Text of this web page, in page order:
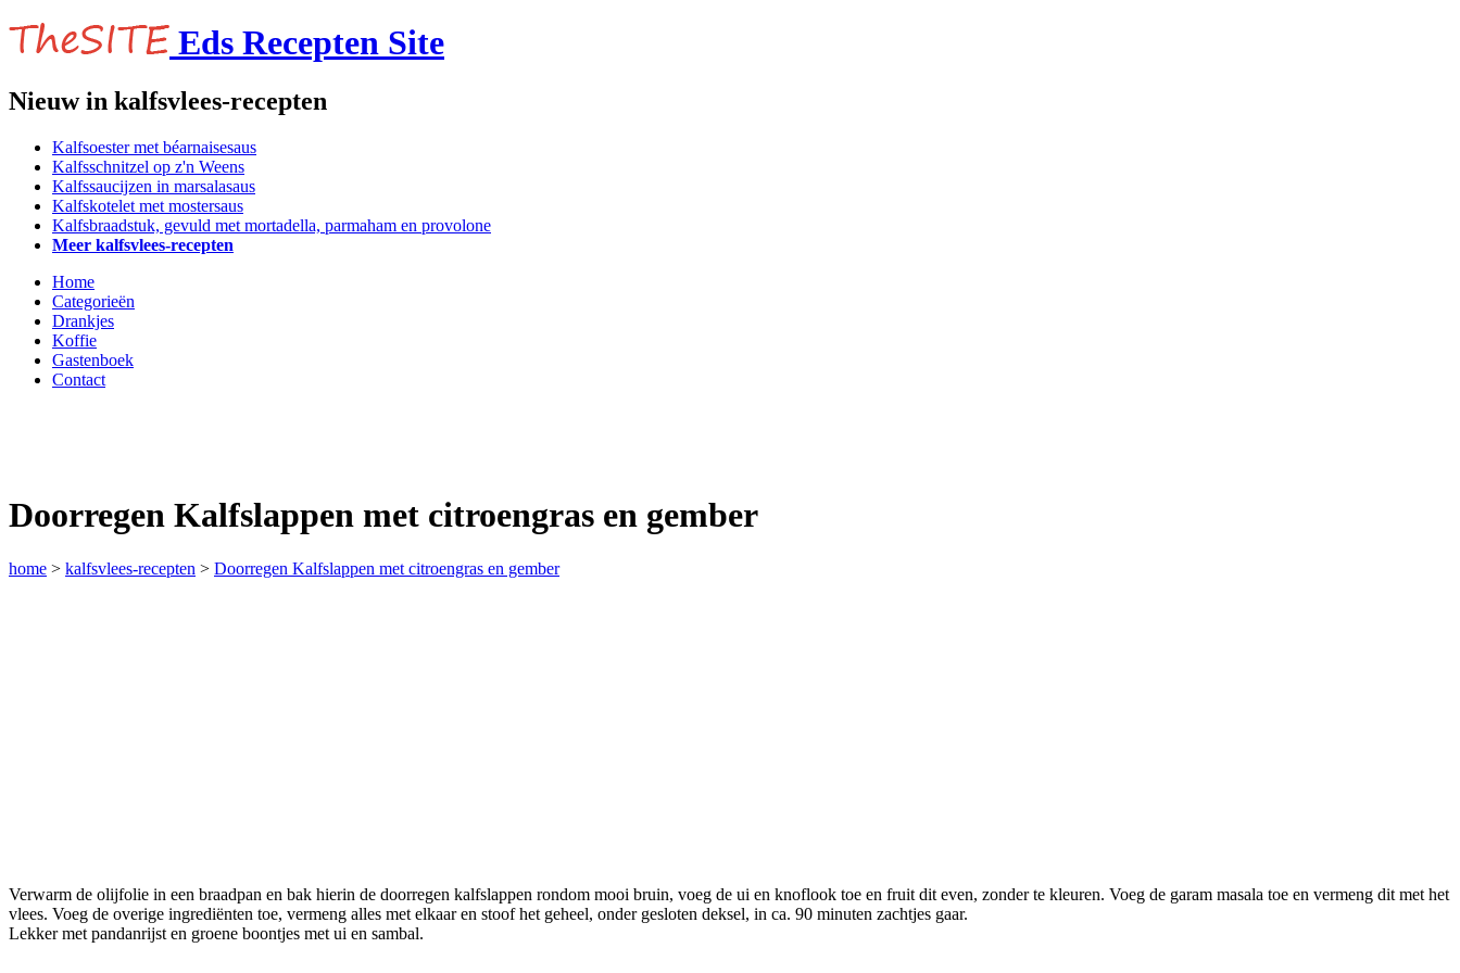
Eds Recepten Site
Nieuw in kalfsvlees-recepten
Kalfsoester met béarnaisesaus
Kalfsschnitzel op z'n Weens
Kalfssaucijzen in marsalasaus
Kalfskotelet met mostersaus
Kalfsbraadstuk, gevuld met mortadella, parmaham en provolone
Meer kalfsvlees-recepten
Home
Categorieën
Drankjes
Koffie
Gastenboek
Contact
Doorregen Kalfslappen met citroengras en gember
home > kalfsvlees-recepten > Doorregen Kalfslappen met citroengras en gember
Verwarm de olijfolie in een braadpan en bak hierin de doorregen kalfslappen rondom mooi bruin, voeg de ui en knoflook toe en fruit dit even, zonder te kleuren. Voeg de garam masala toe en vermeng dit met het
vlees. Voeg de overige ingrediënten toe, vermeng alles met elkaar en stoof het geheel, onder gesloten deksel, in ca. 90 minuten zachtjes gaar.
Lekker met pandanrijst en groene boontjes met ui en sambal.